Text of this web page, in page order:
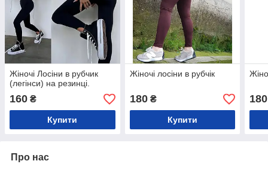
Жіночі Лосіни в рубчик
(легінси) на резинці.
160 ₴
Купити
Жіночі лосіни в рубчік
180₴
Купити
180
Про нас